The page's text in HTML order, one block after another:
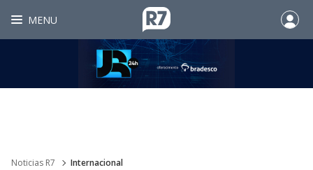
MENU
Noticias R7 Internacional